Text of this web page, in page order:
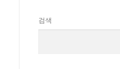
검색